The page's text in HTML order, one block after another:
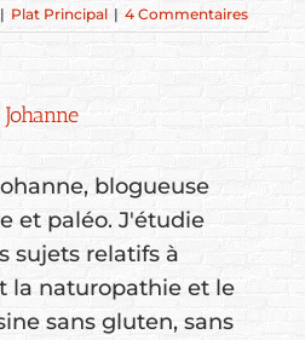
| Plat Principal | 4 Commentaires
Johanne
blogueuse
et paléo. J'étudie
sujets relatifs à
la naturopathie et le
sans gluten, sans